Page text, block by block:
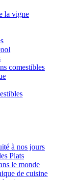
la vigne
comestibles
à nos jours
Plats
le monde
de cuisine